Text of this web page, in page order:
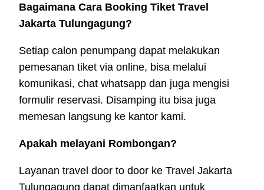
Bagaimana Cara Booking Tiket Travel
Jakarta Tulungagung?
Setiap calon penumpang dapat melakukan
pemesanan tiket via online, bisa melalui
komunikasi, chat whatsapp dan juga mengisi
formulir reservasi. Disamping itu bisa juga
memesan langsung ke kantor kami.
Apakah melayani Rombongan?
Layanan travel door to door ke Travel Jakarta
Tulungagung dapat dimanfaatkan untuk